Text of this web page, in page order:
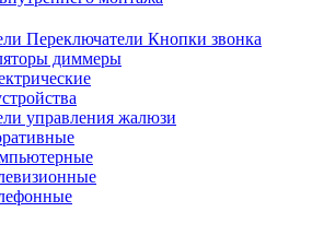
Переключатели Кнопки звонка
диммеры
управления жалюзи